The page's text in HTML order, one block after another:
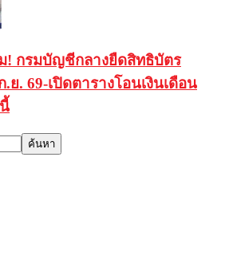
! กรมบัญชีกลางยืดสิทธิบัตร
ย. 69-เปิดตารางโอนเงินเดือน